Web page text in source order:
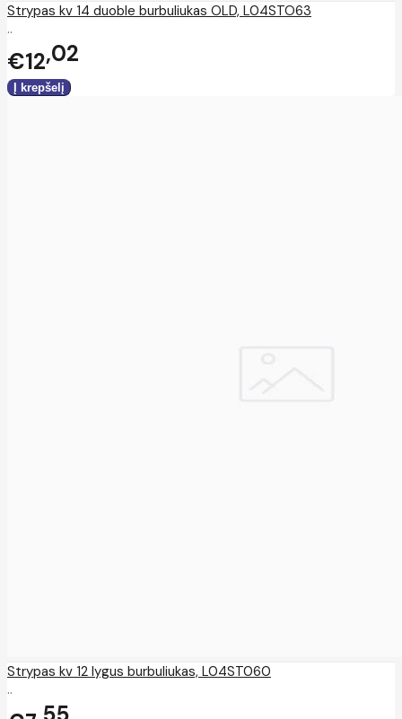
Strypas kv 14 duoble burbuliukas OLD, L04STO63
..
€12 02
Strypas kv 12 lygus burbuliukas, L04ST060
..